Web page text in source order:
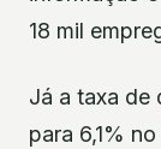
18 mil
Já a taxa de
para 6,1%